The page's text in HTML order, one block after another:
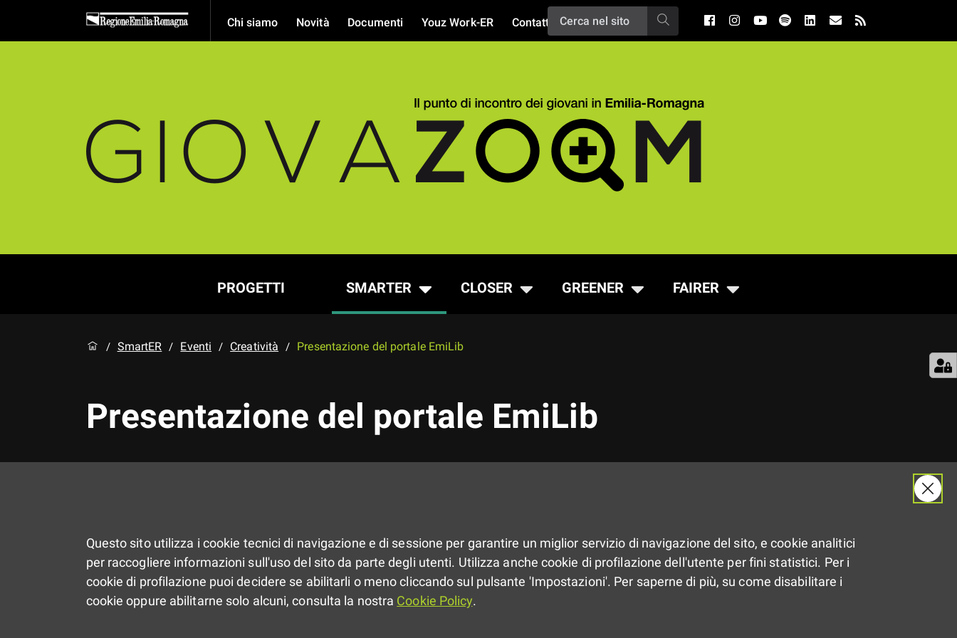
Chi siamo Novità Documenti Youz Work-ER Contatti
PROGETTI SMARTER CLOSER GREENER FAIRER
/ SmartER / Eventi / Creatività / Presentazione del portale EmiLib
Presentazione del portale EmiLib
Dalle13:00 alle16:00
Modena
Questo sito utilizza i cookie tecnici di navigazione e di sessione per garantire un miglior servizio di navigazione del sito, e cookie analitici
per raccogliere informazioni sull'uso del sito da parte degli utenti. Utilizza anche cookie di profilazione dell'utente per fini statistici. Per i
cookie di profilazione puoi decidere se abilitarli o meno cliccando sul pulsante 'Impostazioni'. Per saperne di più, su come disabilitare i
cookie oppure abilitarne solo alcuni, consulta la nostra Cookie Policy.